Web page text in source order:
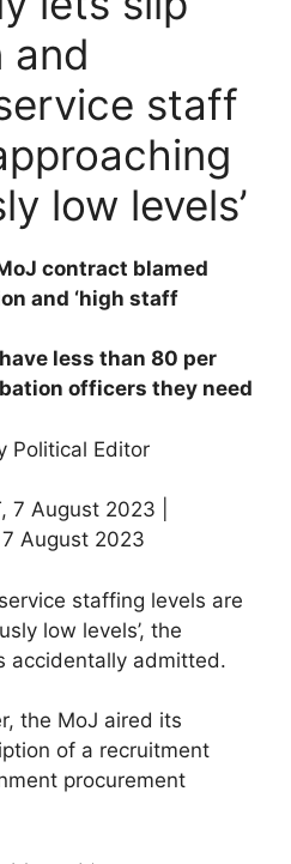
and
staff
low levels’
contract blamed
and ‘high staff
less than 80 per
officers they need
Political Editor
7 August 2023
August 2023
staffing levels are
low levels’, the
accidentally admitted.
the MoJ aired its
of a recruitment
procurement